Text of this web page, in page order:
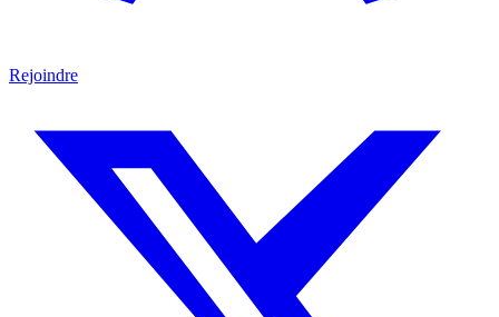
Rejoindre